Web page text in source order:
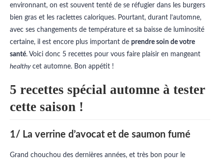
environnant, on est souvent tenté de se réfugier dans les burgers
bien gras et les raclettes caloriques. Pourtant, durant l’automne,
avec ses changements de température et sa baisse de luminosité
certaine, il est encore plus important de prendre soin de votre
santé. Voici donc 5 recettes pour vous faire plaisir en mangeant
healthy cet automne. Bon appétit !
5 recettes spécial automne à tester
cette saison !
1/ La verrine d’avocat et de saumon fumé
Grand chouchou des dernières années, et très bon pour le